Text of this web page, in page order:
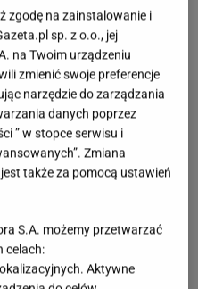
smażyć, to umarł w
zgodę na zainstalowanie i
sp. z o.o., jej
na Twoim urządzeniu
zmienić swoje preferencje
narzędzie do zarządzania
danych poprzez
” w stopce serwisu i
Zmiana
także za pomocą ustawień
S.A. możemy przetwarzać
celach:
Aktywne